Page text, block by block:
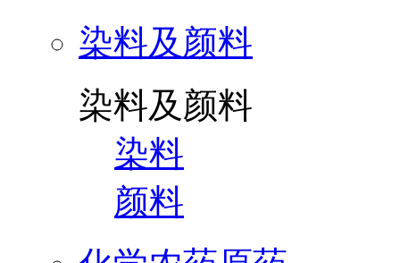
染料及颜料
染料及颜料
染料
颜料